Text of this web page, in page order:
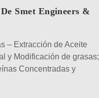
Smet Engineers &
– Extracción de Aceite
y Modificación de grasas;
Concentradas y